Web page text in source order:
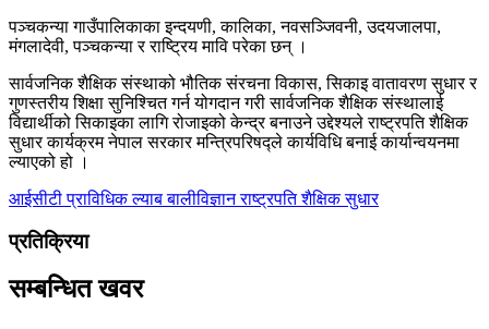
पञ्चकन्या गाउँपालिकाका इन्दयणी, कालिका, नवसञ्जिवनी, उदयजालपा,
मंगलादेवी, पञ्चकन्या र राष्ट्रिय मावि परेका छन् ।
सार्वजनिक शैक्षिक संस्थाको भौतिक संरचना विकास, सिकाइ वातावरण सुधार र
गुणस्तरीय शिक्षा सुनिश्चित गर्न योगदान गरी सार्वजनिक शैक्षिक संस्थालाई
विद्यार्थीको सिकाइका लागि रोजाइको केन्द्र बनाउने उद्देश्यले राष्ट्रपति शैक्षिक
सुधार कार्यक्रम नेपाल सरकार मन्त्रिपरिषद्ले कार्यविधि बनाई कार्यान्वयनमा
ल्याएको हो ।
आईसीटीप्राविधिक ल्याबबालीविज्ञानराष्ट्रपति शैक्षिक सुधार
प्रतिक्रिया
सम्बन्धित खवर